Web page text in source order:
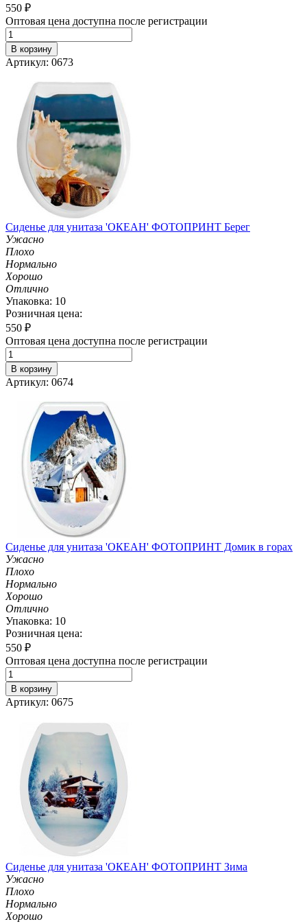
550 ₽
Оптовая цена доступна после регистрации
В корзину
Артикул: 0673
Сиденье для унитаза 'ОКЕАН' ФОТОПРИНТ Берег
Ужасно
Плохо
Нормально
Хорошо
Отлично
Упаковка: 10
Розничная цена:
550 ₽
Оптовая цена доступна после регистрации
В корзину
Артикул: 0674
Сиденье для унитаза 'ОКЕАН' ФОТОПРИНТ Домик в горах
Ужасно
Плохо
Нормально
Хорошо
Отлично
Упаковка: 10
Розничная цена:
550 ₽
Оптовая цена доступна после регистрации
В корзину
Артикул: 0675
Сиденье для унитаза 'ОКЕАН' ФОТОПРИНТ Зима
Ужасно
Плохо
Нормально
Хорошо